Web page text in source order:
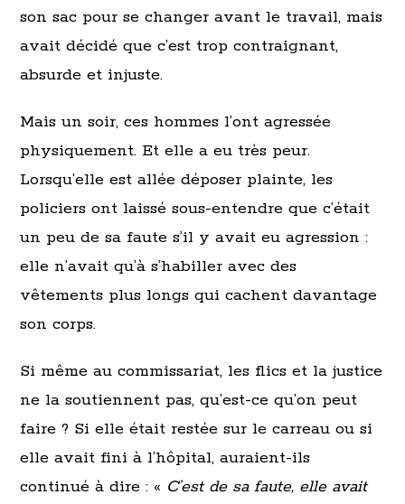
son sac pour se changer avant le travail, mais
avait décidé que c’est trop contraignant,
absurde et injuste.
Mais un soir, ces hommes l’ont agressée
physiquement. Et elle a eu très peur.
Lorsqu’elle est allée déposer plainte, les
policiers ont laissé sous-entendre que c’était
un peu de sa faute s’il y avait eu agression :
elle n’avait qu’à s’habiller avec des
vêtements plus longs qui cachent davantage
son corps.
Si même au commissariat, les flics et la justice
ne la soutiennent pas, qu’est-ce qu’on peut
faire ? Si elle était restée sur le carreau ou si
elle avait fini à l’hôpital, auraient-ils
continué à dire : « C’est de sa faute, elle avait